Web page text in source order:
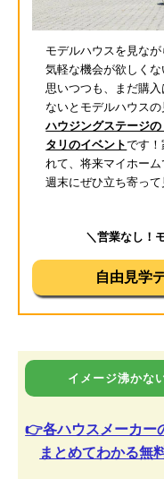
モデルハウスを見な
気軽な機会が欲しく
思いつつも、まだ購
ないとモデルハウスの
ハウジングステージ
タリのイベントです！
れて、将来マイホーム
週末にぜひ立ち寄って
＼営業なし！
自由見学
イメージ沸かな
👉各ハウスメーカー
まとめてわかる無